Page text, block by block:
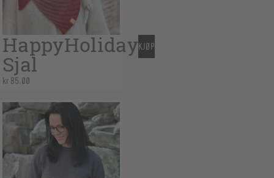
HappyHoliday
Sjal
kr 85,00
KJØP